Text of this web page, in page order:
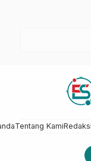
Tentang KamiRedaksi